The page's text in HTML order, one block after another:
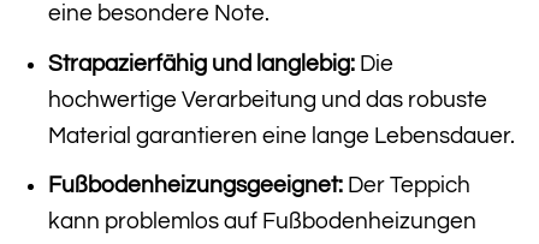
eine besondere Note.
Strapazierfähig und langlebig:Die
hochwertige Verarbeitung und das robuste
Material garantieren eine lange Lebensdauer.
Fußbodenheizungsgeeignet:Der Teppich
kann problemlos auf Fußbodenheizungen